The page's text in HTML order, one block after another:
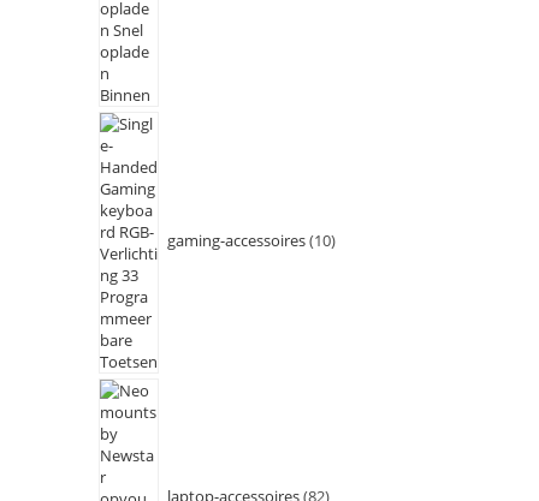
gaming-accessoires 10
laptop-accessoires 82